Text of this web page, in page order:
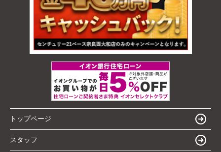
トップページ
スタッフ